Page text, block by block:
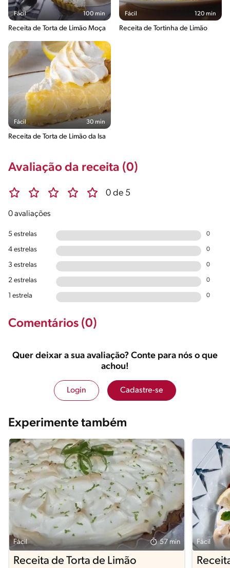
Fácil 100 min
Receita de Torta de Limão Moça
Fácil 120 min
Receita de Tortinha de Limão
Fácil 30 min
Receita de Torta de Limão da Isa
Avaliação da receita (0)
0 de 5
0 avaliações
5 estrelas 0
4 estrelas 0
3 estrelas 0
2 estrelas 0
1 estrela 0
Comentários (0)
Quer deixar a sua avaliação? Conte para nós o que
achou!
Login Cadastre-se
Experimente também
Fácil 57 min
Receita de Torta de Limão
Fácil